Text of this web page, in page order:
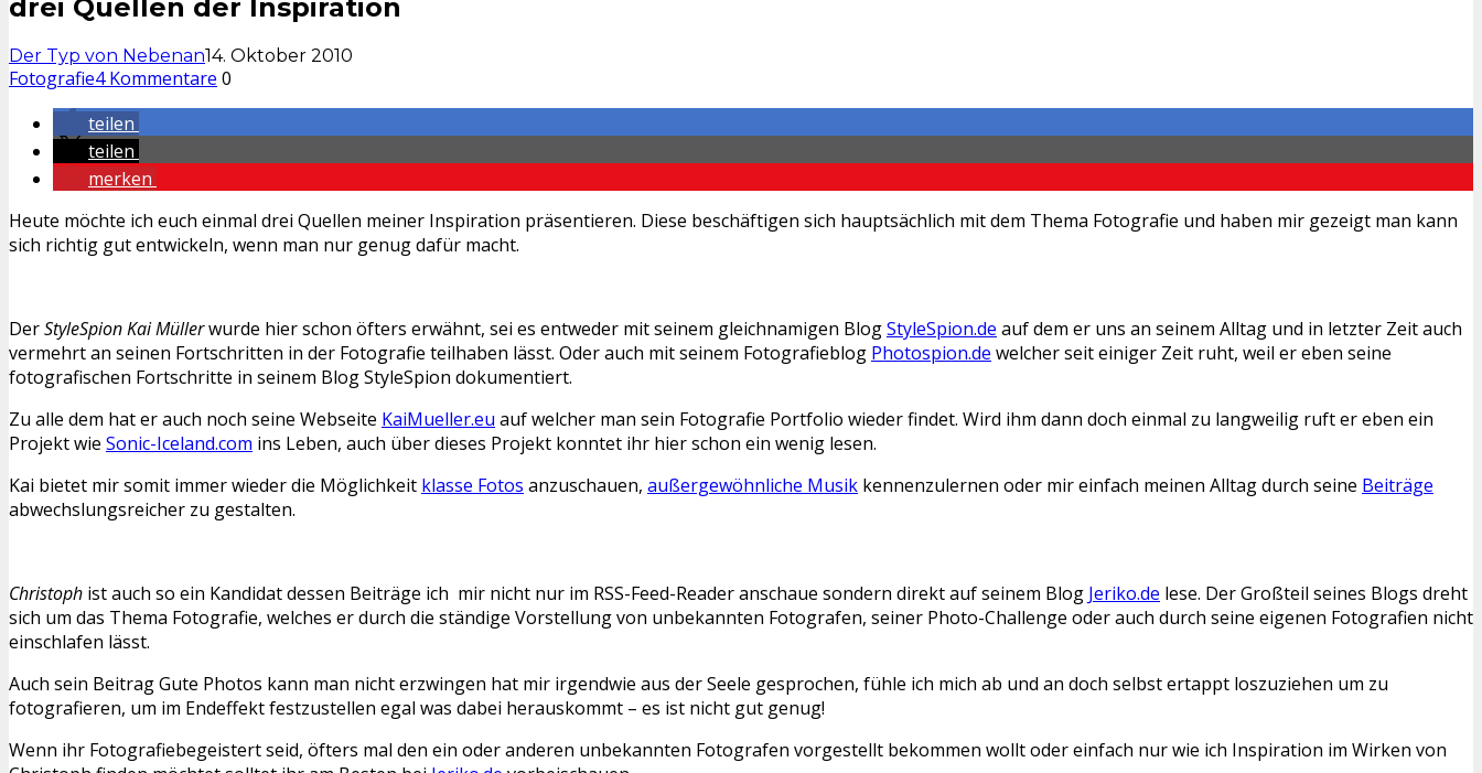
drei Quellen der Inspiration
Der Typ von Nebenan14. Oktober 2010
Fotografie4 Kommentare 0
teilen
teilen
merken
Heute möchte ich euch einmal drei Quellen meiner Inspiration präsentieren. Diese beschäftigen sich hauptsächlich mit dem Thema Fotografie und haben mir gezeigt man kann
sich richtig gut entwickeln, wenn man nur genug dafür macht.
DerStyleSpion Kai Müllerwurde hier schon öfters erwähnt, sei es entweder mit seinem gleichnamigen BlogStyleSpion.de auf dem er uns an seinem Alltag und in letzter Zeit auch
vermehrt an seinen Fortschritten in der Fotografie teilhaben lässt. Oder auch mit seinem Fotografieblog Photospion.de welcher seit einiger Zeit ruht, weil er eben seine
fotografischen Fortschritte in seinem Blog StyleSpion dokumentiert.
Zu alle dem hat er auch noch seine Webseite KaiMueller.eu auf welcher man sein Fotografie Portfolio wieder findet. Wird ihm dann doch einmal zu langweilig ruft er eben ein
Projekt wie Sonic-Iceland.com ins Leben, auch über dieses Projekt konntet ihr hier schon ein wenig lesen.
Kai bietet mir somit immer wieder die Möglichkeit klasse Fotos anzuschauen, außergewöhnliche Musik kennenzulernen oder mir einfach meinen Alltag durch seine Beiträge
abwechslungsreicher zu gestalten.
Christoph ist auch so ein Kandidat dessen Beiträge ich mir nicht nur im RSS-Feed-Reader anschaue sondern direkt auf seinem Blog Jeriko.de lese. Der Großteil seines Blogs dreht
sich um das Thema Fotografie, welches er durch die ständige Vorstellung von unbekannten Fotografen, seiner Photo-Challenge oder auch durch seine eigenen Fotografien nicht
einschlafen lässt.
Auch sein Beitrag Gute Photos kann man nicht erzwingen hat mir irgendwie aus der Seele gesprochen, fühle ich mich ab und an doch selbst ertappt loszuziehen um zu
fotografieren, um im Endeffekt festzustellen egal was dabei herauskommt – es ist nicht gut genug!
Wenn ihr Fotografiebegeistert seid, öfters mal den ein oder anderen unbekannten Fotografen vorgestellt bekommen wollt oder einfach nur wie ich Inspiration im Wirken von